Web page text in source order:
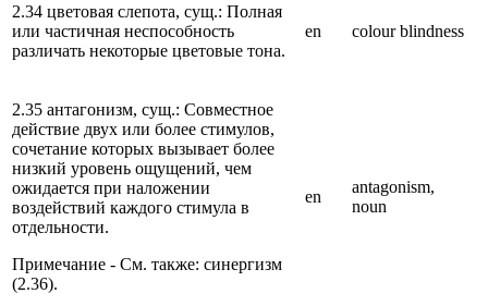
2.34 цветовая слепота, сущ.: Полная
или частичная неспособность
различать некоторые цветовые тона.
en colour blindness
2.35 антагонизм, сущ.: Совместное
действие двух или более стимулов,
сочетание которых вызывает более
низкий уровень ощущений, чем
ожидается при наложении
воздействий каждого стимула в
отдельности.
Примечание - См. также: синергизм
(2.36).
en
antagonism,
noun